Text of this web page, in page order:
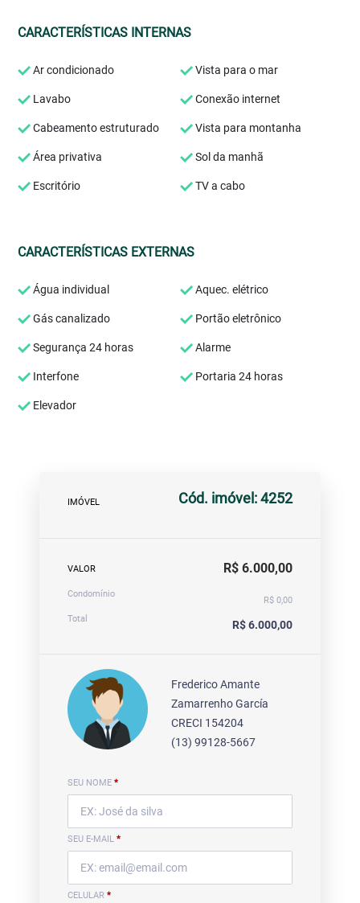
CARACTERÍSTICAS INTERNAS
Ar condicionado Vista para o mar
Lavabo Conexão internet
Cabeamento estruturado Vista para montanha
Área privativa Sol da manhã
Escritório TV a cabo
CARACTERÍSTICAS EXTERNAS
Água individual Aquec. elétrico
Gás canalizado Portão eletrônico
Segurança 24 horas Alarme
Interfone Portaria 24 horas
Elevador
IMÓVEL Cód. imóvel: 4252
VALOR R$ 6.000,00
Condomínio
R$ 0,00
Total
R$ 6.000,00
Frederico Amante
Zamarrenho García
CRECI 154204
(13) 99128-5667
SEU NOME *
SEU E-MAIL *
CELULAR *